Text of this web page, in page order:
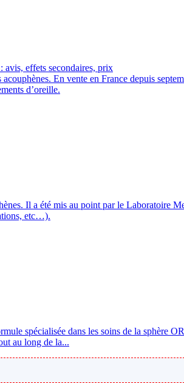
avis, effets secondaires, prix
En vente en France depuis
d’oreille.
Il a été mis au point par le Laboratoire
etc…).
spécialisée dans les soins de la
au long de la...